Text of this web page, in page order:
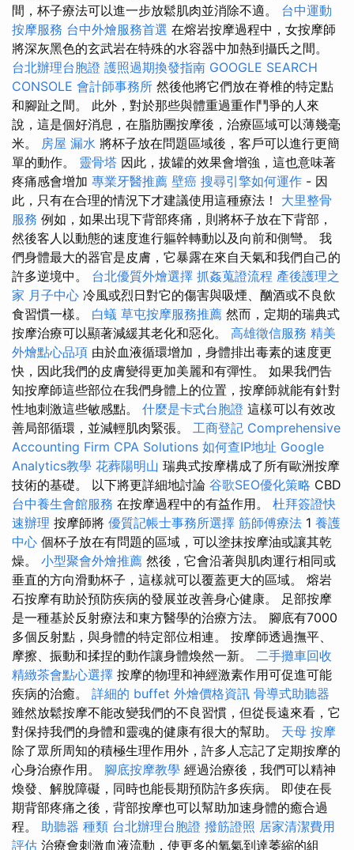
間，杯子療法可以進一步放鬆肌肉並消除不適。 台中運動
按摩服務 台中外燴服務首選 在熔岩按摩過程中，女按摩師
將深灰黑色的玄武岩在特殊的水容器中加熱到攝氏之間。
台北辦理台胞證 護照過期換發指南 GOOGLE SEARCH
CONSOLE 會計師事務所 然後他將它們放在脊椎的特定點
和腳趾之間。 此外，對於那些與體重過重作鬥爭的人來
說，這是個好消息，在脂肪團按摩後，治療區域可以薄幾毫
米。 房屋 漏水 將杯子放在問題區域後，客戶可以進行更簡
單的動作。 靈骨塔 因此，拔罐的效果會增強，這也意味著
疼痛感會增加 專業牙醫推薦 壁癌 搜尋引擎如何運作 - 因
此，只有在合理的情況下才建議使用這種療法！ 大里整骨
服務 例如，如果出現下背部疼痛，則將杯子放在下背部，
然後客人以動態的速度進行軀幹轉動以及向前和側彎。 我
們身體最大的器官是皮膚，它暴露在來自天氣和我們自己的
許多逆境中。 台北優質外燴選擇 抓姦蒐證流程 產後護理之
家 月子中心 冷風或烈日對它的傷害與吸煙、酗酒或不良飲
食習慣一樣。 白蟻 草屯按摩服務推薦 然而，定期的瑞典式
按摩治療可以顯著減緩其老化和惡化。 高雄徵信服務 精美
外燴點心品項 由於血液循環增加，身體排出毒素的速度更
快，因此我們的皮膚變得更加美麗和有彈性。 如果我們告
知按摩師這些部位在我們身體上的位置，按摩師就能有針對
性地刺激這些敏感點。 什麼是卡式台胞證 這樣可以有效改
善局部循環，並減輕肌肉緊張。 工商登記 Comprehensive
Accounting Firm CPA Solutions 如何查IP地址 Google
Analytics教學 花葬陽明山 瑞典式按摩構成了所有歐洲按摩
技術的基礎。 以下將更詳細地討論 谷歌SEO優化策略 CBD
台中養生會館服務 在按摩過程中的有益作用。 杜拜簽證快
速辦理 按摩師將 優質記帳士事務所選擇 筋師傅療法 1 養護
中心 個杯子放在有問題的區域，可以塗抹按摩油或讓其乾
燥。 小型聚會外燴推薦 然後，它會沿著與肌肉運行相同或
垂直的方向滑動杯子，這樣就可以覆蓋更大的區域。 熔岩
石按摩有助於預防疾病的發展並改善身心健康。 足部按摩
是一種基於反射療法和東方醫學的治療方法。 腳底有7000
多個反射點，與身體的特定部位相連。 按摩師透過撫平、
摩擦、振動和揉捏的動作讓身體煥然一新。 二手攤車回收
精緻茶會點心選擇 按摩的物理和神經激素作用可促進可能
疾病的治癒。 詳細的 buffet 外燴價格資訊 骨導式助聽器
雖然放鬆按摩不能改變我們的不良習慣，但從長遠來看，它
對保持我們的身體和靈魂的健康有很大的幫助。 天母 按摩
除了眾所周知的積極生理作用外，許多人忘記了定期按摩的
心身治療作用。 腳底按摩教學 經過治療後，我們可以精神
煥發、解脫障礙，同時也能長期預防許多疾病。 即使在長
期背部疼痛之後，背部按摩也可以幫助加速身體的癒合過
程。 助聽器 種類 台北辦理台胞證 撥筋證照 居家清潔費用
評估 治療會刺激血液流動，使更多的氧氣到達萎縮的組